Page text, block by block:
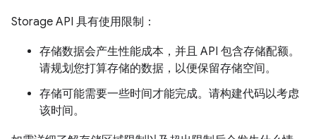
Storage API 具有使用限制：
存储数据会产生性能成本，并且 API 包含存储配额。
请规划您打算存储的数据，以便保留存储空间。
存储可能需要一些时间才能完成。请构建代码以考虑
该时间。